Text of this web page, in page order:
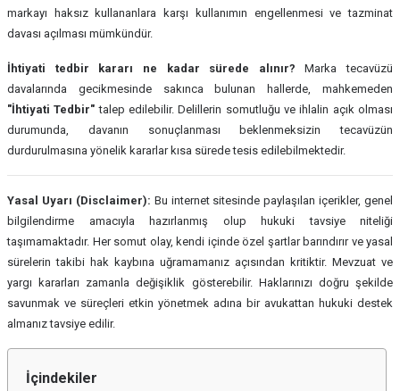
markayı haksız kullananlara karşı kullanımın engellenmesi ve tazminat
davası açılması mümkündür.
İhtiyati tedbir kararı ne kadar sürede alınır? Marka tecavüzü
davalarında gecikmesinde sakınca bulunan hallerde, mahkemeden
"İhtiyati Tedbir" talep edilebilir. Delillerin somutluğu ve ihlalin açık olması
durumunda, davanın sonuçlanması beklenmeksizin tecavüzün
durdurulmasına yönelik kararlar kısa sürede tesis edilebilmektedir.
Yasal Uyarı (Disclaimer): Bu internet sitesinde paylaşılan içerikler, genel
bilgilendirme amacıyla hazırlanmış olup hukuki tavsiye niteliği
taşımamaktadır. Her somut olay, kendi içinde özel şartlar barındırır ve yasal
sürelerin takibi hak kaybına uğramamanız açısından kritiktir. Mevzuat ve
yargı kararları zamanla değişiklik gösterebilir. Haklarınızı doğru şekilde
savunmak ve süreçleri etkin yönetmek adına bir avukattan hukuki destek
almanız tavsiye edilir.
İçindekiler